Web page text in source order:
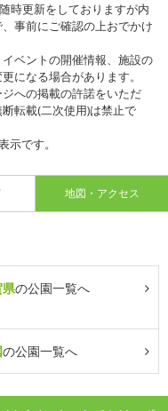
時更新をしておりますが内
事前にご確認の上おでかけ
ベントの開催情報、施設の
になる場合があります。
への掲載の許諾をいただ
転載(二次使用)は禁止で
です。
地図・アクセス
の公園一覧へ
の公園一覧へ